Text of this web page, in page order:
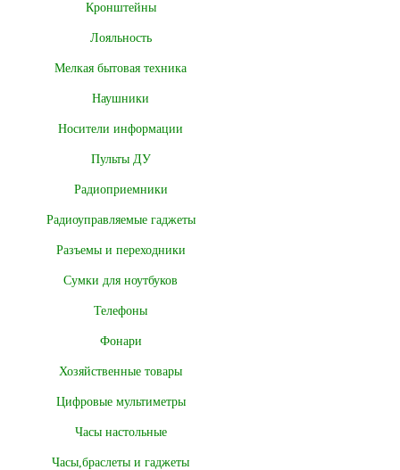
Кронштейны
Лояльность
Мелкая бытовая техника
Наушники
Носители информации
Пульты ДУ
Радиоприемники
Радиоуправляемые гаджеты
Разъемы и переходники
Сумки для ноутбуков
Телефоны
Фонари
Хозяйственные товары
Цифровые мультиметры
Часы настольные
Часы,браслеты и гаджеты